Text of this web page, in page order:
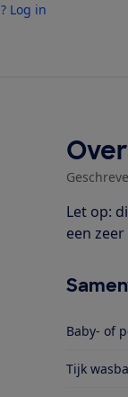
Log in
Let op:
een
Baby- of
Tijk